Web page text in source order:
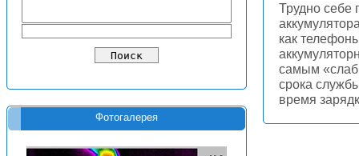
Фотогалерея
Трудно себе
как
самым
срока
время